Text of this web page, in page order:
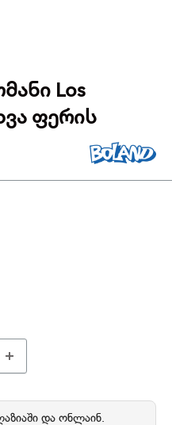
Los
ფერის
და ონლაინ.